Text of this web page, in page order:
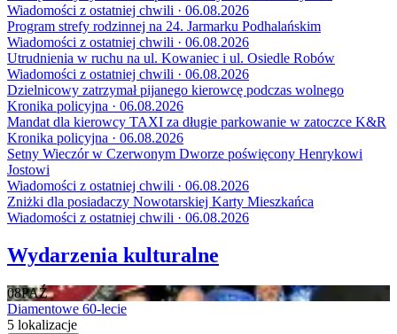
Wiadomości z ostatniej chwili · 06.08.2026
Program strefy rodzinnej na 24. Jarmarku Podhalańskim
Wiadomości z ostatniej chwili · 06.08.2026
Utrudnienia w ruchu na ul. Kowaniec i ul. Osiedle Robów
Wiadomości z ostatniej chwili · 06.08.2026
Dzielnicowy zatrzymał pijanego kierowcę podczas wolnego
Kronika policyjna · 06.08.2026
Mandat dla kierowcy TAXI za długie parkowanie w zatoczce K&R
Kronika policyjna · 06.08.2026
Setny Wieczór w Czerwonym Dworze poświęcony Henrykowi
Jostowi
Wiadomości z ostatniej chwili · 06.08.2026
Zniżki dla posiadaczy Nowotarskiej Karty Mieszkańca
Wiadomości z ostatniej chwili · 06.08.2026
Wydarzenia kulturalne
08PAŹ
Diamentowe 60-lecie
5 lokalizacje